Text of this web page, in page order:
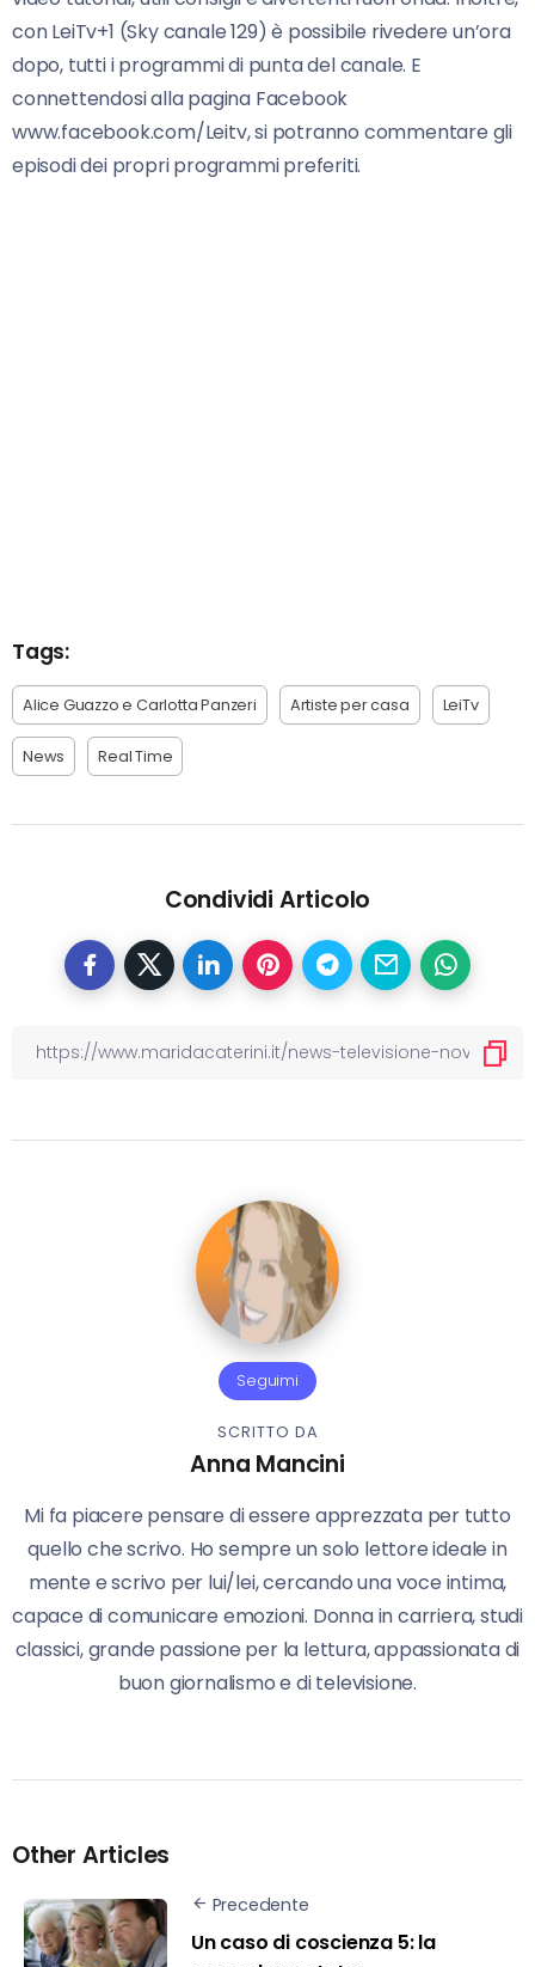
con LeiTv+1 (Sky canale 129) è possibile rivedere un’ora
dopo, tutti i programmi di punta del canale. E
connettendosi alla pagina Facebook
www.facebook.com/Leitv, si potranno commentare gli
episodi dei propri programmi preferiti.
Tags:
Alice Guazzo e Carlotta Panzeri Artiste per casa LeiTv
News Real Time
Condividi Articolo
Seguimi
SCRITTO DA
Anna Mancini
Mi fa piacere pensare di essere apprezzata per tutto
quello che scrivo. Ho sempre un solo lettore ideale in
mente e scrivo per lui/lei, cercando una voce intima,
capace di comunicare emozioni. Donna in carriera, studi
classici, grande passione per la lettura, appassionata di
buon giornalismo e di televisione.
Other Articles
Precedente
Un caso di coscienza 5: la